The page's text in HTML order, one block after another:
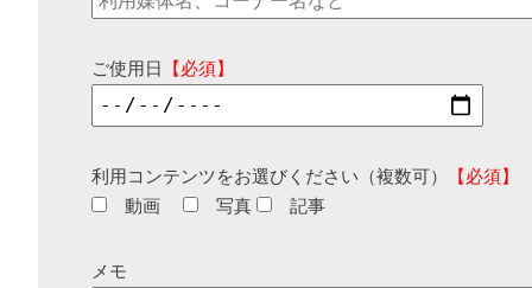
ご使用日 【必須】
利用コンテンツをお選びください（複数可）
【必須】
動画
写真 記事
メモ